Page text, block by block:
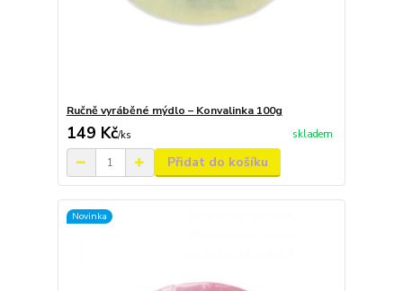
Ručně vyráběné mýdlo – Konvalinka 100g
149 Kč/ks skladem
Přidat do košíku
Novinka